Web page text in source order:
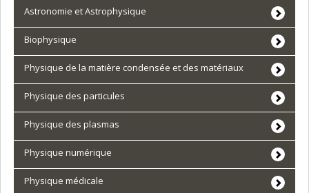
Astronomie et Astrophysique
Biophysique
Physique de la matière condensée et des matériaux
Physique des particules
Physique des plasmas
Physique numérique
Physique médicale